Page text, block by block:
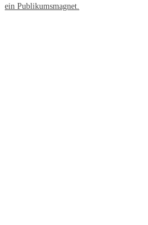
ein Publikumsmagnet.